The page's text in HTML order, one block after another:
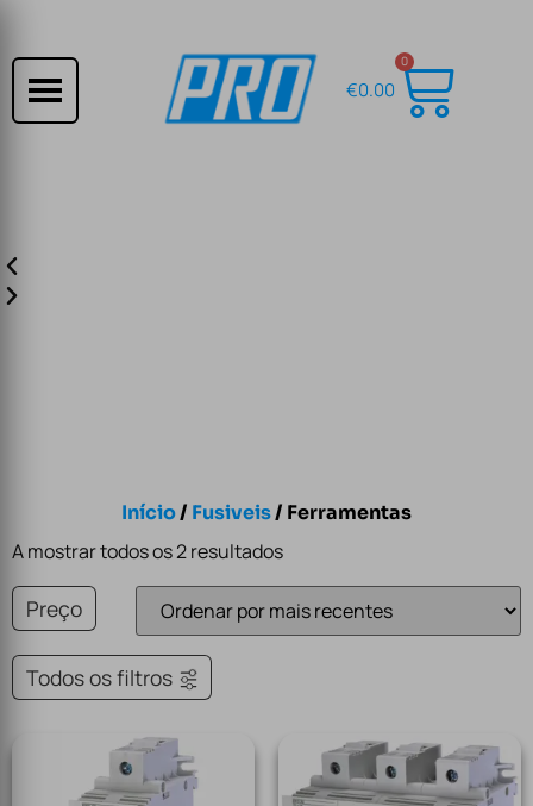
€0.00
0
Início/ Fusiveis/ Ferramentas
A mostrar todos os 2 resultados
Preço
Todos os filtros